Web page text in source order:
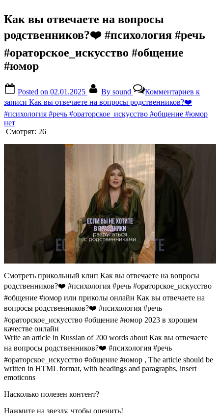
Как вы отвечаете на вопросы
родственников?❤️ #психология #речь
#ораторское_искусство #общение
#юмор
Posted on 02.01.2025 By sound Комментариев к
записи Как вы отвечаете на вопросы родственников?❤️
#психология #речь #ораторское_искусство #общение #юмор
нет
Смотрят: 26
Смотреть прикольный клип Как вы отвечаете на вопросы
родственников?❤️ #психология #речь #ораторское_искусство
#общение #юмор или приколы онлайн Как вы отвечаете на
вопросы родственников?❤️ #психология #речь
#ораторское_искусство #общение #юмор 2023 в хорошем
качестве онлайн
Write an article in Russian of 200 words about Как вы отвечаете
на вопросы родственников?❤️ #психология #речь
#ораторское_искусство #общение #юмор , The article should be
written in HTML format, with headings and paragraphs, insert
emoticons
Насколько полезен контент?
Нажмите на звезду, чтобы оценить!